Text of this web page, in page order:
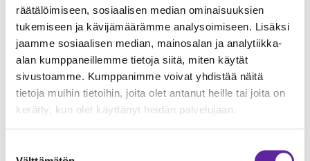
räätälöimiseen, sosiaalisen median ominaisuuksien
tukemiseen ja kävijämäärämme analysoimiseen. Lisäksi
jaamme sosiaalisen median, mainosalan ja analytiikka-
alan kumppaneillemme tietoja siitä, miten käytät
sivustoamme. Kumppanimme voivat yhdistää näitä
tietoja muihin tietoihin, joita olet antanut heille tai joita on
kerätty, kun olet käyttänyt heidän palvelujaan.
Lisätietoja:
Esa Eloranta, hallituksen puheenjohtaja, Jatke Oy
esa.eloranta@jatke.fi